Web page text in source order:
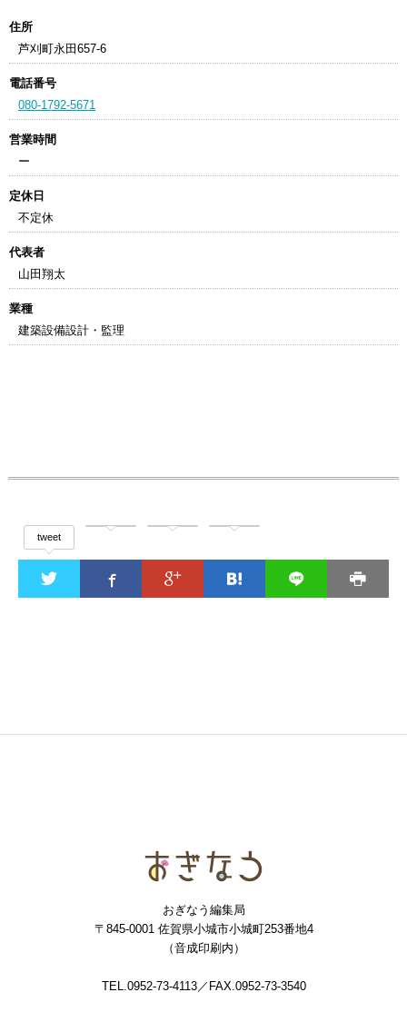
住所
芦刈町永田657-6
電話番号
080-1792-5671
営業時間
ー
定休日
不定休
代表者
山田翔太
業種
建築設備設計・監理
tweet
おぎなう編集局
〒845-0001 佐賀県小城市小城町253番地4
（音成印刷内）
TEL.0952-73-4113／FAX.0952-73-3540